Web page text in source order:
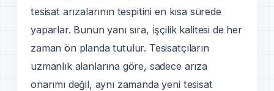
tesisat arızalarının tespitini en kısa sürede
yaparlar. Bunun yanı sıra, i̇şçilik kalitesi de her
zaman ön planda tutulur. Tesisatçıların
uzmanlık alanlarına göre, sadece arıza
onarımı değil, aynı zamanda yeni tesisat